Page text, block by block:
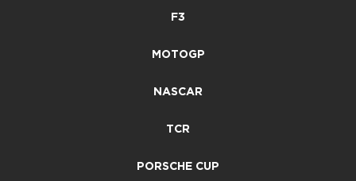
F3
MOTOGP
NASCAR
TCR
PORSCHE CUP